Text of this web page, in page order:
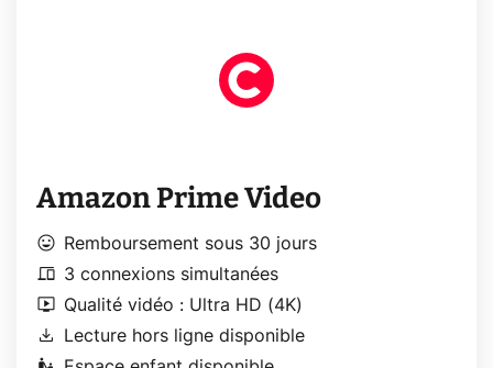
Amazon Prime Video
mood Remboursement sous 30 jours
devices 3 connexions simultanées
live_tv Qualité vidéo : Ultra HD (4K)
download Lecture hors ligne disponible